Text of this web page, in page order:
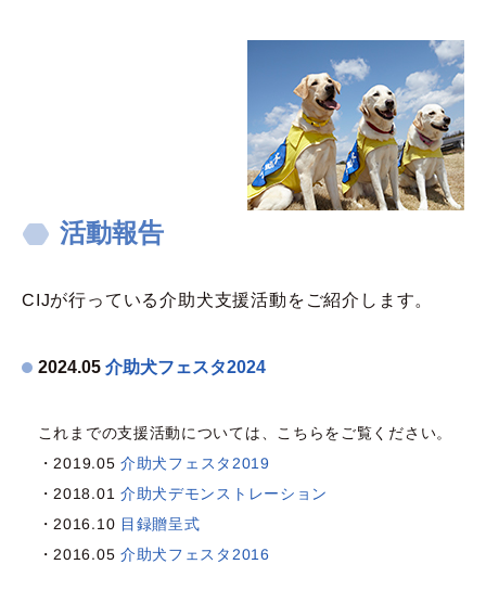
活動報告
CIJが行っている介助犬支援活動をご紹介します。
2024.05 介助犬フェスタ2024
これまでの支援活動については、こちらをご覧ください。
・2019.05介助犬フェスタ2019
・2018.01介助犬デモンストレーション
・2016.10 目録贈呈式
・2016.05 介助犬フェスタ2016